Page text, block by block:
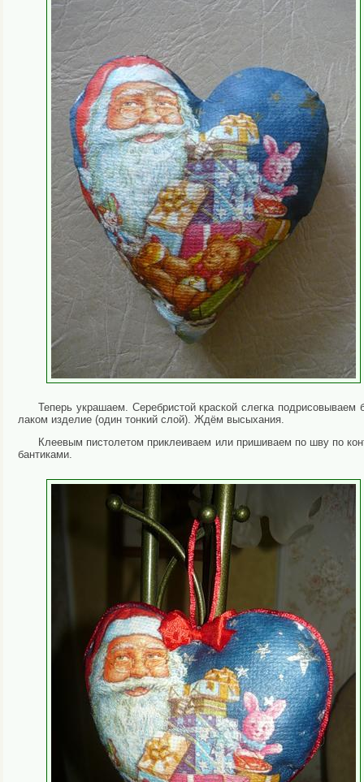
Теперь украшаем. Серебристой краской слегка
лаком изделие (один тонкий слой). Ждём высыхания.
Клеевым пистолетом приклеиваем или пришиваем по шву по
бантиками.